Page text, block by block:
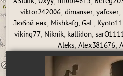
ASIulik Oxyy hirobi4615
viktor242006,dimanser,yafoser,
Любой ник, Mishkafg,GaL,
viking77, Niknik, kallidon,
Aleks, Alex381676,